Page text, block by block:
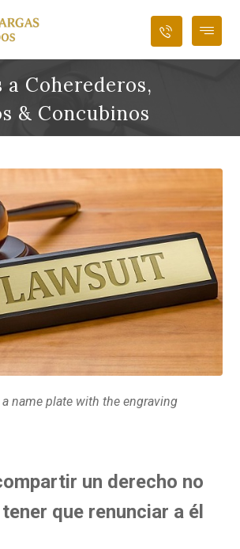
a Coherederos,
& Concubinos
name plate with the engraving
un derecho no
que renunciar a él